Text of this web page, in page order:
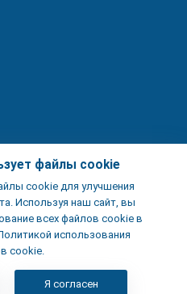
файлы cookie
cookie для улучшения
Используя наш сайт, вы
всех файлов cookie в
использования
cookie.
Я согласен
Событие
Заведение